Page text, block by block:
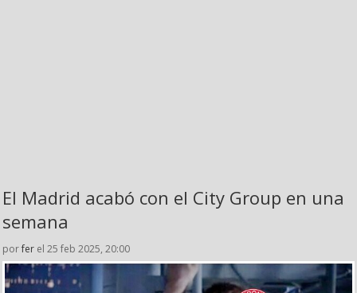
El Madrid acabó con el City Group en una
semana
porfer el 25 feb 2025, 20:00